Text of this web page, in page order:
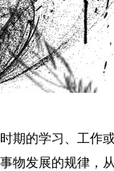
期的学习、工作
物发展的规律，